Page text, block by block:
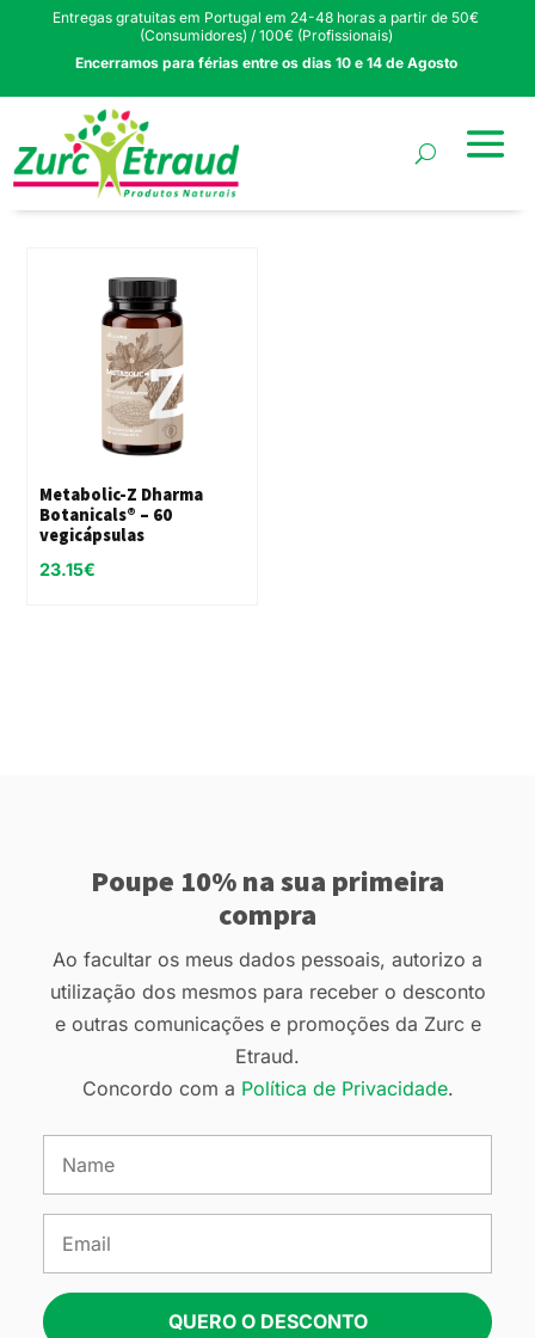
Entregas gratuitas em Portugal em 24-48 horas a partir de 50€
(Consumidores) / 100€ (Profissionais)
Encerramos para férias entre os dias 10 e 14 de Agosto
Metabolic-Z Dharma
Botanicals® – 60
vegicápsulas
23.15€
Poupe 10% na sua primeira
compra
Ao facultar os meus dados pessoais, autorizo a
utilização dos mesmos para receber o desconto
e outras comunicações e promoções da Zurc e
Etraud.
Concordo com a Política de Privacidade.
QUERO O DESCONTO